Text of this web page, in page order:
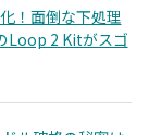
！面倒な下処理
Loop 2 Kitがスゴ